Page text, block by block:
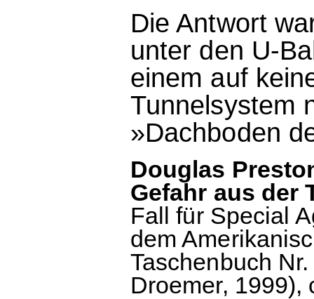
Die Antwort
unter den U-
einem auf
Tunnelsystem
»Dachboden
Douglas
Gefahr aus der
Fall für Special
dem
Taschenbuch
Droemer, 1999),